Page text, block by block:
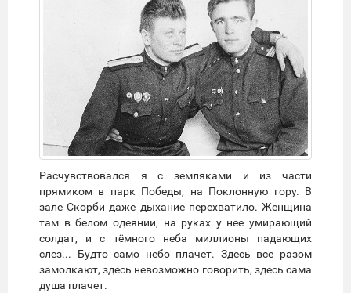
Расчувствовался я с земляками и из части
прямиком в парк Победы, на Поклонную гору. В
зале Скорби даже дыхание перехватило. Женщина
там в белом одеянии, на руках у нее умирающий
солдат, и с тёмного неба миллионы падающих
слез... Будто само небо плачет. Здесь все разом
замолкают, здесь невозможно говорить, здесь сама
душа плачет.